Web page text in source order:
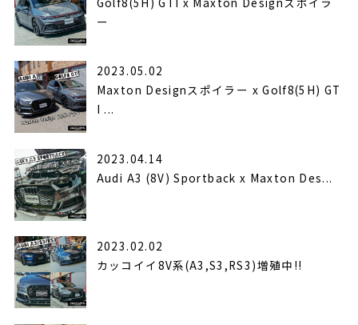
ー
2023.05.02
Maxton Designスポイラー x Golf8(5H) GT
I ...
2023.04.14
Audi A3 (8V) Sportback x Maxton Des...
2023.02.02
カッコイイ8V系(A3,S3,RS3)増殖中!!